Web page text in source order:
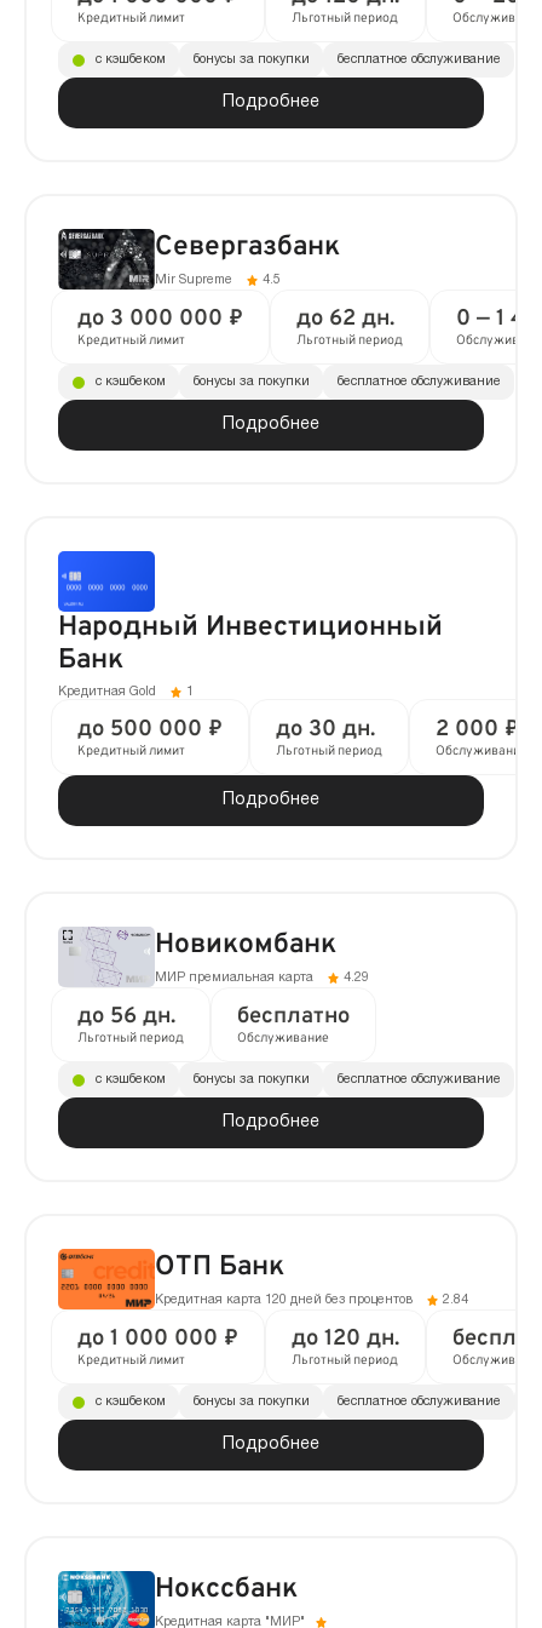
Кредитный лимит Льготный период
Подробнее
с кэшбеком бонусы за покупки бесплатное обслуживание
Севергазбанк
Mir Supreme 4.5
до 3 000 000 ₽
Кредитный лимит
до 62 дн.
Льготный период
0 — 1
Подробнее
с кэшбеком бонусы за покупки бесплатное обслуживание
Народный Инвестиционный
Банк
Кредитная Gold
до 500 000 ₽
Кредитный лимит
до 30 дн.
Льготный период
2 000 ₽ в
Обслуживание
Подробнее
Новикомбанк
МИР премиальная карта 4.29
до 56 дн.
Льготный период
бесплатно
Обслуживание
Подробнее
с кэшбеком бонусы за покупки бесплатное обслуживание
ОТП Банк
Кредитная карта 120 дней без процентов 2.84
до 1 000 000 ₽
Кредитный лимит
до 120 дн.
Льготный период
Подробнее
с кэшбеком бонусы за покупки бесплатное обслуживание
Нокссбанк
Кредитная карта "МИР"